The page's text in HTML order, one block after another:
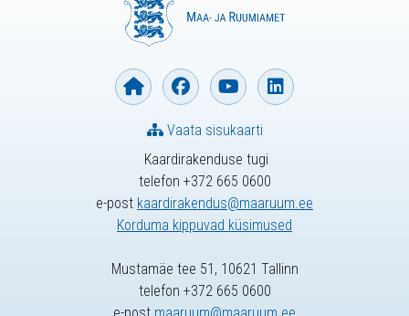
Kaardirakenduse tugi
telefon +372 665 0600
e-post kaardirakendus@maaruum.ee
Korduma kippuvad küsimused
Vaata sisukaarti
Mustamäe tee 51, 10621 Tallinn
telefon +372 665 0600